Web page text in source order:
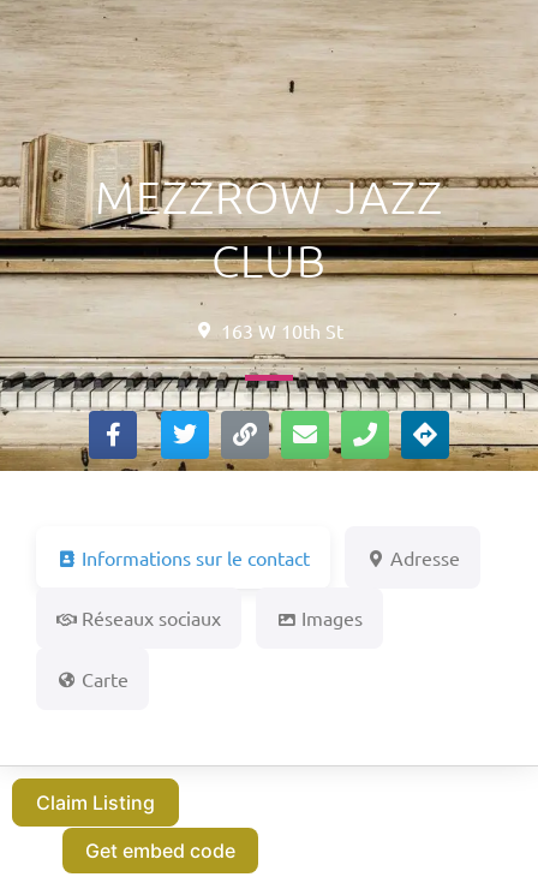
MEZZROW JAZZ
CLUB
163 W 10th St
Informations sur le contact Adresse
Réseaux sociaux Images
Carte
Claim Listing
Get embed code